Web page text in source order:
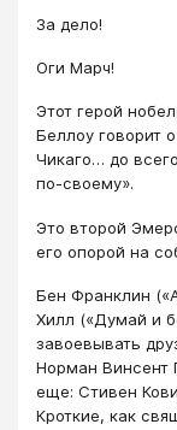
За дело!
Оги Марч!
Этот герой
Беллоу говорит
Чикаго… до
по-своему».
Это второй
его опорой на
Бен Франклин
Хилл («Думай и
завоевывать
Норман Винсент
еще: Стивен
Кроткие, как